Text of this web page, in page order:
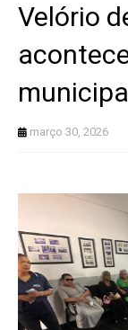
Velório
março 30, 2026